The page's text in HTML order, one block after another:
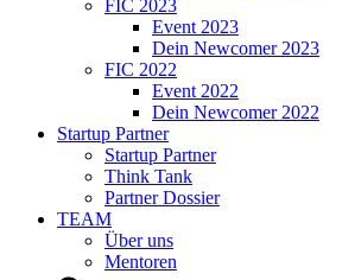
FIC 2023
Event 2023
Dein Newcomer 2023
FIC 2022
Event 2022
Dein Newcomer 2022
Startup Partner
Startup Partner
Think Tank
Partner Dossier
TEAM
Über uns
Mentoren